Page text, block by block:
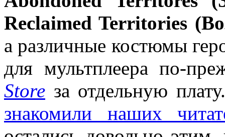
Reclaimed Territories
а различные костюмы
для мультплеера по-
Store за отдельную
знакомили наших